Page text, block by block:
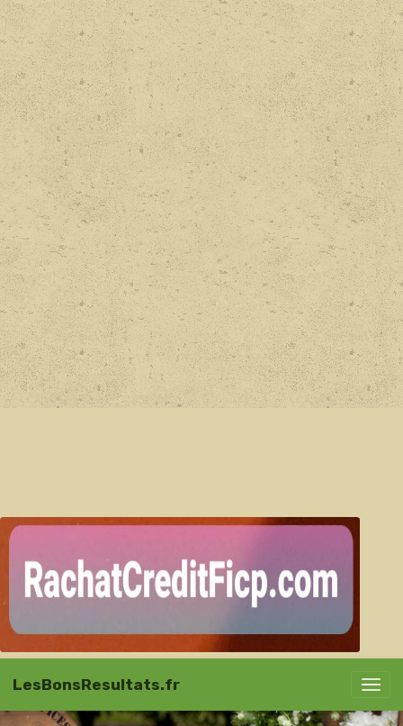
LesBonsResultats.fr